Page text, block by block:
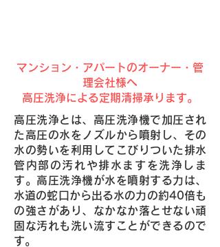
マンション・アパートのオーナー・管
理会社様へ
高圧洗浄による定期清掃承ります。
高圧洗浄とは、高圧洗浄機で加圧され
た高圧の水をノズルから噴射し、その
水の勢いを利用してこびりついた排水
管内部の汚れや排水ますを洗浄しま
す。高圧洗浄機が水を噴射する力は、
水道の蛇口から出る水の力の約40倍も
の強さがあり、なかなか落とせない頑
固な汚れも洗い流すことができるので
す。